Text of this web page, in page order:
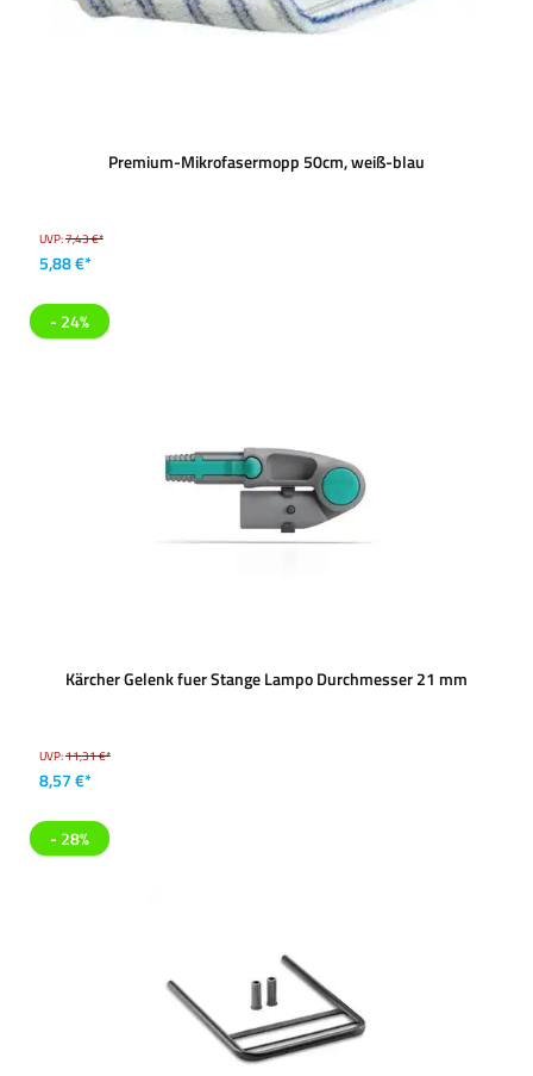
Premium-Mikrofasermopp 50cm, weiß-blau
UVP:7,43 €*
5,88 €*
- 24%
Kärcher Gelenk fuer Stange Lampo Durchmesser 21 mm
UVP:11,31 €*
8,57 €*
- 28%